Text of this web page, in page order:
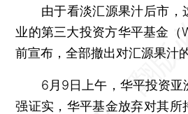
由于看淡汇源果汁后市，
业的第三大投资方华平基金（
前宣布，全部撤出对汇源果汁
6月9日上午，华平投资亚
强证实，华平基金放弃对其所